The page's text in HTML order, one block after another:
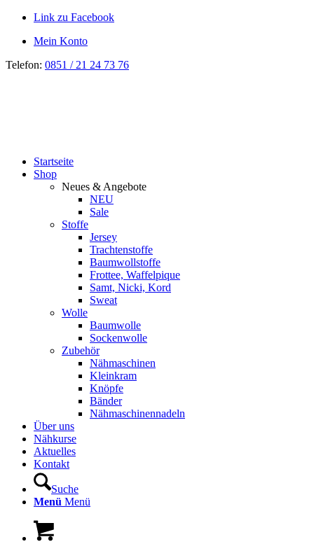
Link zu Facebook
Mein Konto
Telefon: 0851 / 21 24 73 76
Startseite
Shop
Neues & Angebote
NEU
Sale
Stoffe
Jersey
Trachtenstoffe
Baumwollstoffe
Frottee, Waffelpique
Samt, Nicki, Kord
Sweat
Wolle
Baumwolle
Sockenwolle
Zubehör
Nähmaschinen
Kleinkram
Knöpfe
Bänder
Nähmaschinennadeln
Über uns
Nähkurse
Aktuelles
Kontakt
Suche
Menü Menü